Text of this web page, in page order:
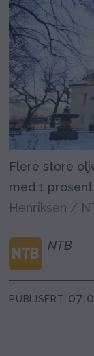
Flere store
med 1
Henriksen /
NTB
PUBLISERT